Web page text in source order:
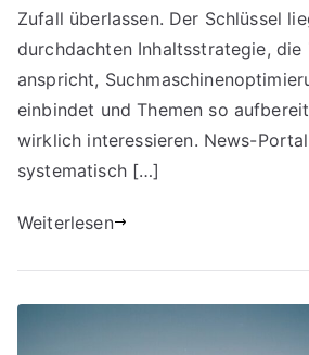
Zufall überlassen. Der Schlüssel
durchdachten Inhaltsstrategie, die
anspricht,
einbindet und Themen so
wirklich interessieren. News-
systematisch […]
Weiterlesen